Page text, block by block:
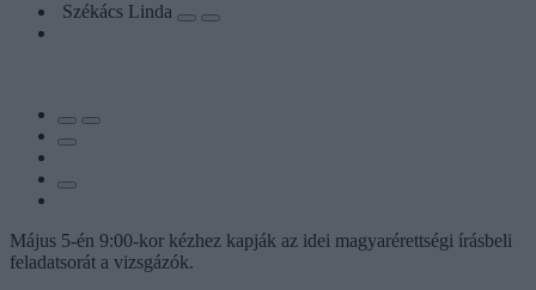
Székács Linda
Május 5-én 9:00-kor kézhez kapják az idei magyarérettségi írásbeli
feladatsorát a vizsgázók.